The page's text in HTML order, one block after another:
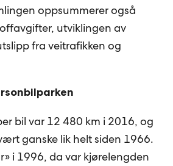
oppsummerer også
utviklingen av
fra veitrafikken og
bil var 12 480 km i 2016, og
ganske lik helt siden 1966.
i 1996, da var kjørelengden